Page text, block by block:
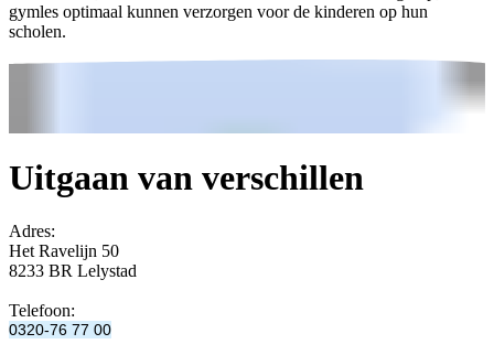
gymles optimaal kunnen verzorgen voor de kinderen op hun
scholen.
Uitgaan van verschillen
Adres:
Het Ravelijn 50
8233 BR Lelystad
Telefoon:
0320-76 77 00